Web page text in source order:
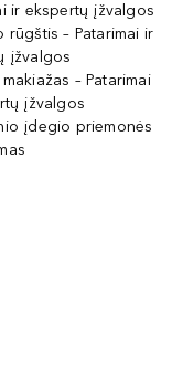
ir ekspertų įžvalgos
rūgštis – Patarimai ir
įžvalgos
– Patarimai
įžvalgos
įdegio priemonės